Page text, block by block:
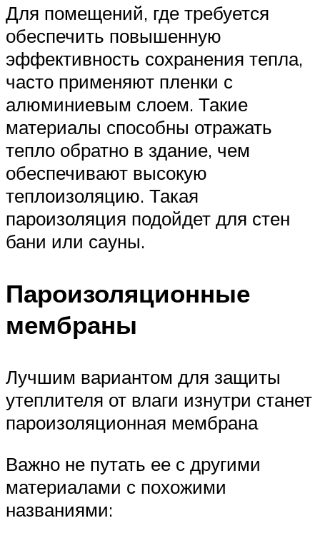
Для помещений, где требуется
обеспечить повышенную
эффективность сохранения тепла,
часто применяют пленки с
алюминиевым слоем. Такие
материалы способны отражать
тепло обратно в здание, чем
обеспечивают высокую
теплоизоляцию. Такая
пароизоляция подойдет для стен
бани или сауны.
Пароизоляционные
мембраны
Лучшим вариантом для защиты
утеплителя от влаги изнутри станет
пароизоляционная мембрана
Важно не путать ее с другими
материалами с похожими
названиями: